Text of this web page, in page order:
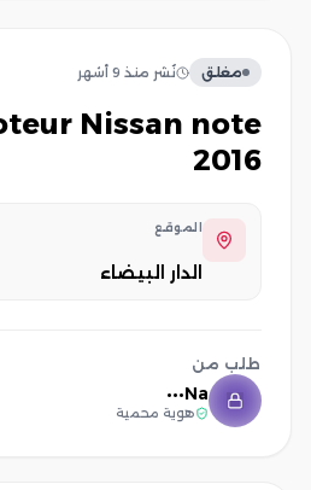
مغلق نُشر منذ 9 أشهر
2016
الموقع
الدار البيضاء
طلب من
Na•••
هوية محمية